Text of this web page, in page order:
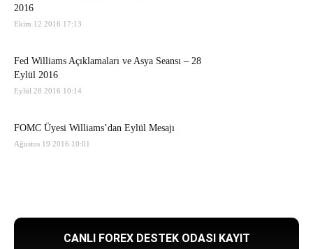
2016
Ekim 12 2016 17:13
Fed Williams Açıklamaları ve Asya Seansı – 28
Eylül 2016
Eylül 28 2016 10:14
FOMC Üyesi Williams’dan Eylül Mesajı
Ağustos 19 2016 10:01
CANLI FOREX DESTEK ODASI KAYIT